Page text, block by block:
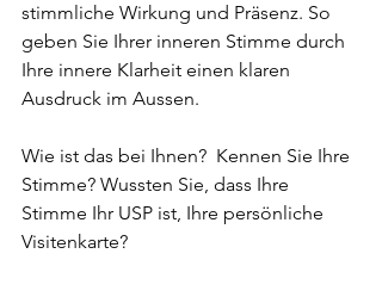
stimmliche Wirkung und Präsenz. So
geben Sie Ihrer inneren Stimme durch
Ihre innere Klarheit einen klaren
Ausdruck im Aussen.
Wie ist das bei Ihnen?  Kennen Sie Ihre
Stimme? Wussten Sie, dass Ihre
Stimme Ihr USP ist, Ihre persönliche
Visitenkarte?